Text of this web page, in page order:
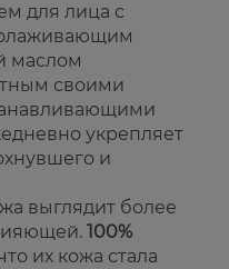
для лица с
маслом
своими
укрепляет
и
выглядит более
100%
их кожа стала